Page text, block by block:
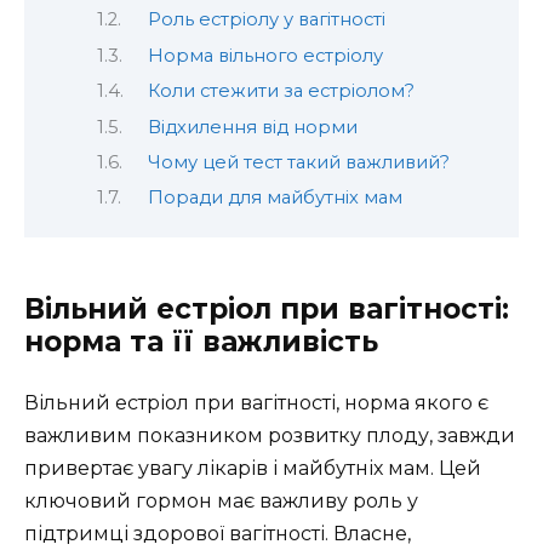
Роль естріолу у вагітності
Норма вільного естріолу
Коли стежити за естріолом?
Відхилення від норми
Чому цей тест такий важливий?
Поради для майбутніх мам
Вільний естріол при вагітності:
норма та її важливість
Вільний естріол при вагітності, норма якого є
важливим показником розвитку плоду, завжди
привертає увагу лікарів і майбутніх мам. Цей
ключовий гормон має важливу роль у
підтримці здорової вагітності. Власне,